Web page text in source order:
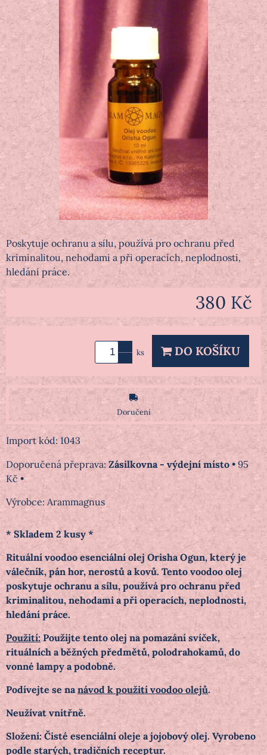
Poskytuje ochranu a sílu, používá pro ochranu před
kriminalitou, nehodami a při operacích, neplodnosti,
hledání práce.
380 Kč
ks DO KOŠÍKU
Doručení
Import kód: 1043
Zásilkovna - výdejní místo • 95
Kč •
Výrobce: Arammagnus
* Skladem 2 kusy *
Rituální voodoo esenciální olej Orisha Ogun, který je
válečník, pán hor, nerostů a kovů. Tento voodoo olej
poskytuje ochranu a sílu, používá pro ochranu před
kriminalitou, nehodami a při operacích, neplodnosti,
hledání práce.
Použití:Použijte tento olej na pomazání svíček,
rituálních a běžných předmětů, polodrahokamů, do
vonné lampy a podobně.
Podívejte se na návod k použití voodoo olejů.
Neužívat vnitřně.
Složení: Čisté esenciální oleje a jojobový olej. Vyrobeno
podle starých, tradičních receptur.